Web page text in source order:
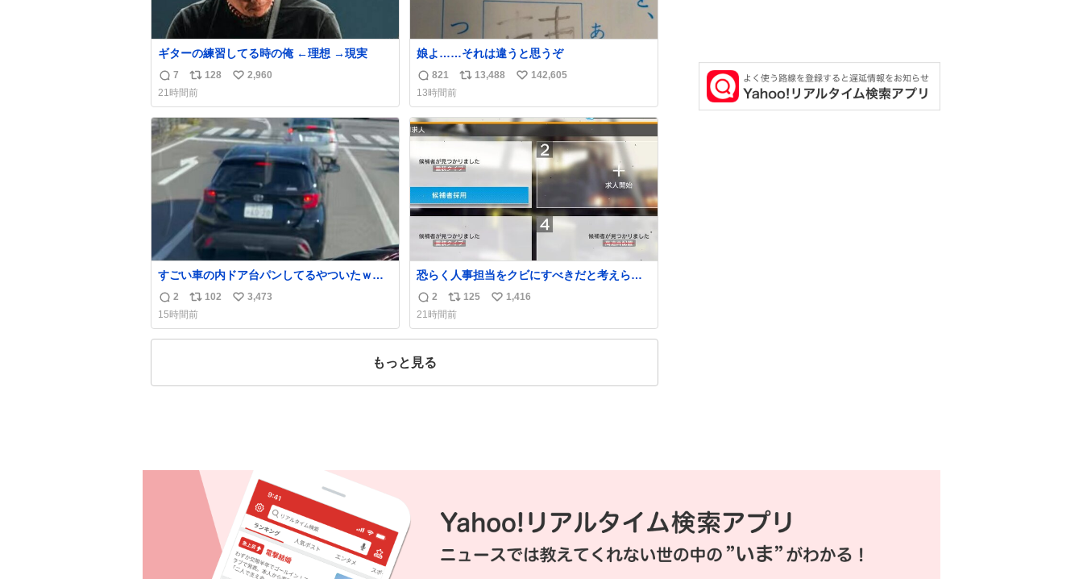
ギターの練習してる時の俺 ←理想 →現実
返
信
数
7
リ
ポ
ス
ト
128
い
ね
数
2,960
21時間前
娘よ……それは違うと思うぞ
返
信
数
821
リ
ス
ト
13,488
い
ね
数
142,605
13時間前
すごい車の内ドア台パンしてるやついたｗｗ
ｗｗｗｗｗｗｗｗｗｗｗｗ
返
信
数
2
リ
ポ
ス
102
い
ね
3,473
15時間前
恐らく人事担当をクビにすべきだと考えられ
るが‥‥‥
返
信
数
2
リ
ポ
ス
125
い
ね
1,416
21時間前
もっと見る